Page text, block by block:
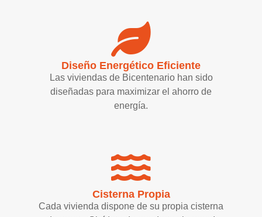
Diseño Energético Eficiente
Las viviendas de Bicentenario han sido
diseñadas para maximizar el ahorro de
energía.
Cisterna Propia
Cada vivienda dispone de su propia cisterna